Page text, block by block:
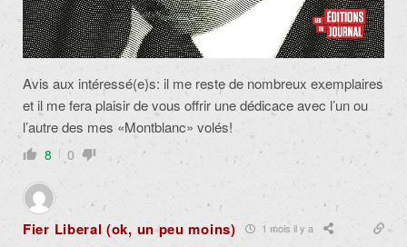
Avis aux intéressé(e)s: il me reste de nombreux exemplaires
et il me fera plaisir de vous offrir une dédicace avec l’un ou
l’autre des mes «Montblanc» volés!
8 0
Fier Liberal (ok, un peu moins) 1 mois il y a